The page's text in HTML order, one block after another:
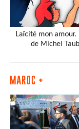
Laïcité mon amour.
de Michel
MAROC +